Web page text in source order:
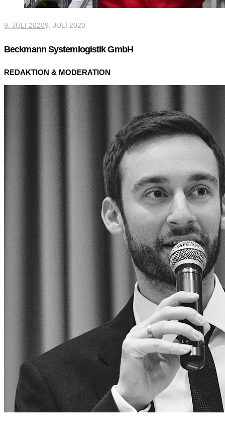
9. JULI 20209. JULI 2020
Beckmann Systemlogistik GmbH
REDAKTION & MODERATION